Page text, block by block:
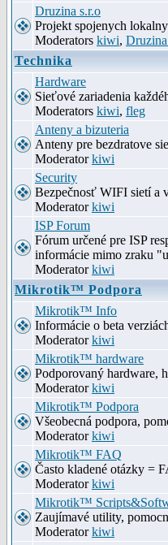
Druzina s.r.o
Projekt spojenych
Moderators kiwi,
Technika
Hardware
Sieťové zariadenia
Moderators kiwi, fleg
Anteny a bizuteria
Anteny pre bezdratove
Moderatorkiwi
Security
Bezpečnosť WIFI sietí a
Moderatorkiwi
ISP Forum
Fórum určené pre ISP
informácie mimo zraku
Moderatorkiwi
Mikrotik™ Podpora
Mikrotik™ Info
Informácie o beta
Moderatorkiwi
Mikrotik™ hardware
Podporovaný hardware,
Moderatorkiwi
Mikrotik™ Podpora
Všeobecná podpora,
Moderatorkiwi
Mikrotik™ FAQ
Často kladené otázky =
Moderatorkiwi
Mikrotik™
Zaujímavé utility,
Moderatorkiwi